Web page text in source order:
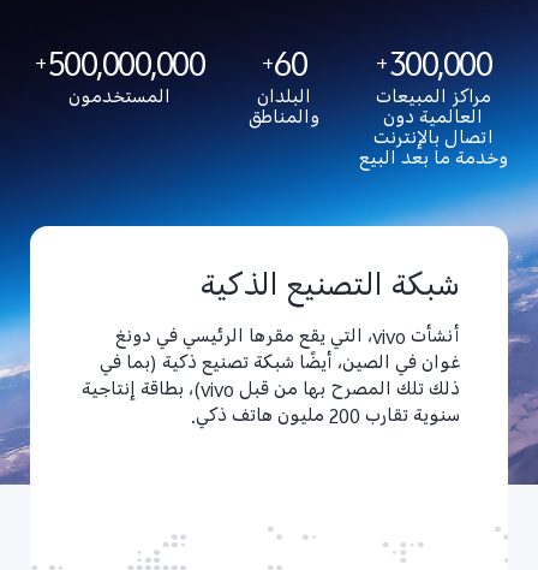
300,000
+
مراكز المبيعات
العالمية دون
اتصال بالإنترنت
وخدمة ما بعد البيع
60
+
البلدان
والمناطق
500,000,000
+
المستخدمون
شبكة التصنيع الذكية
أنشأت vivo، التي يقع مقرها الرئيسي في دونغ
غوان في الصين، أيضًا شبكة تصنيع ذكية (بما في
ذلك تلك المصرح بها من قبل vivo)، بطاقة إنتاجية
سنوية تقارب 200 مليون هاتف ذكي.